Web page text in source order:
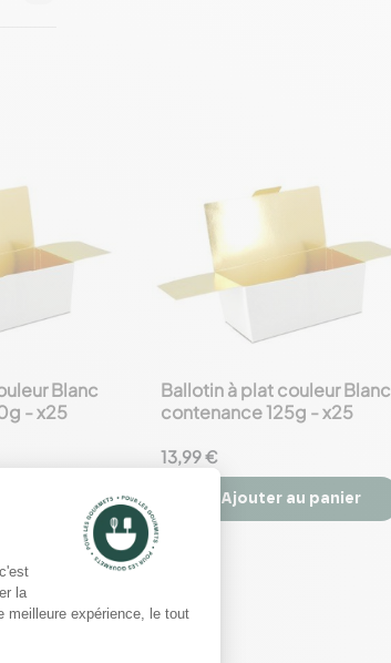
Blanc
- x25
favorite_border
Ballotin à plat couleur Blanc
contenance 125g - x25
13,99 €

Ajouter au panier
Clients